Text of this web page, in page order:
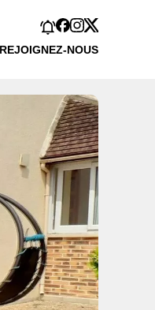
REJOIGNEZ-NOUS